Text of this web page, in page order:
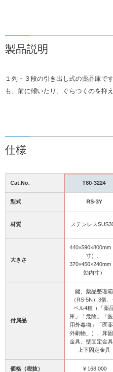
製品説明
１列・３段の引き出し式の薬品庫で
も、前に傾いたり、ぐらつくのを抑
仕様
Cat.No. T80-3224
型式 RS-3Y
材質 ステンレス
大きさ
440×590×800mm
寸）、
370×450×240mm
効内寸）
付属品
鍵、薬品整理箱
（RS-5N）3個、
ベル4種（「薬
庫」「危険」「
用外毒物」「医
外劇物」）、床
金具、壁固定金具
上下固定金具
価格（税抜） ￥168,000